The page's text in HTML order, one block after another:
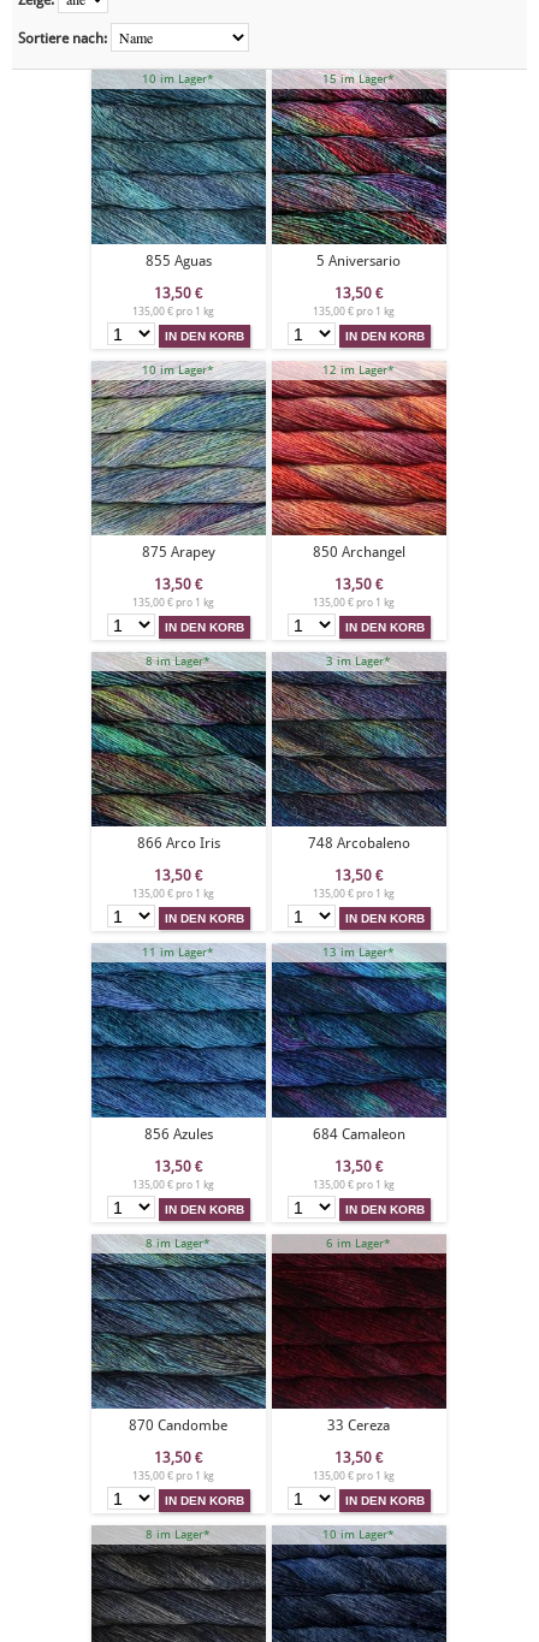
Sortiere nach:
10 im Lager*
855 Aguas
13,50 €
135,00 € pro 1 kg
15 im Lager*
5 Aniversario
13,50 €
135,00 € pro 1 kg
10 im Lager*
875 Arapey
13,50 €
135,00 € pro 1 kg
12 im Lager*
850 Archangel
13,50 €
135,00 € pro 1 kg
8 im Lager*
866 Arco Iris
13,50 €
135,00 € pro 1 kg
3 im Lager*
748 Arcobaleno
13,50 €
135,00 € pro 1 kg
11 im Lager*
856 Azules
13,50 €
135,00 € pro 1 kg
13 im Lager*
684 Camaleon
13,50 €
135,00 € pro 1 kg
8 im Lager*
870 Candombe
13,50 €
135,00 € pro 1 kg
6 im Lager*
33 Cereza
13,50 €
135,00 € pro 1 kg
8 im Lager* 10 im Lager*